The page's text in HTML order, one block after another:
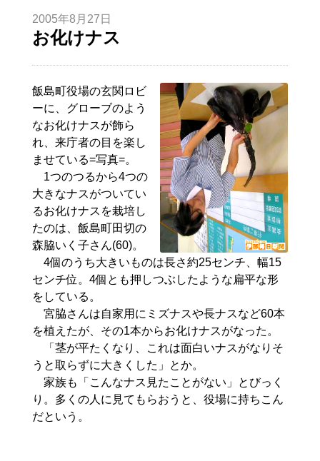
2005年8月27日
お化けナス
飯島町役場の玄関ロビ
ーに、グローブのよう
なお化けナスが飾ら
れ、来庁者の目を楽し
ませている=写真=。
1つのつるから4つの
大きなナスがついてい
るお化けナスを栽培し
たのは、飯島町田切の
森脇いく子さん(60)。
4個のうち大きいものは長さ約25センチ、幅15
センチ位。4個とも押しつぶしたような扁平な形
をしている。
宮脇さんは自家用にミズナスや長ナスなど60本
を植えたが、その1本からお化けナスがなった。
「茎が平たくなり、これは面白いナスがなりそ
うと取らずに大きくした」とか。
家族も「こんなナス見たことがない」とびっく
り。多くの人に見てもらおうと、役場に持ちこん
だという。